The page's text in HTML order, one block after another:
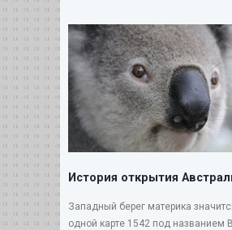
История открытия
Западный берег материка
одной карте 1542 под названием